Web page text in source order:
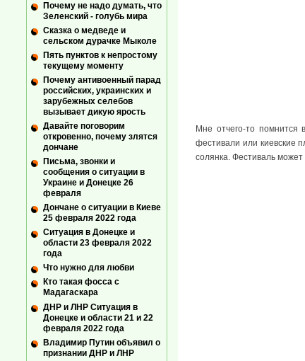
Мне отчего-то помнится
фестивали или киевские
солянка. Фестиваль может
Почему не надо думать, что
Зеленский - голубь мира
Сказка о медведе и
сельском дурачке Мыколе
Пять пунктов к непростому
текущему моменту
Почему антивоенный парад
российских, украинских и
зарубежных селебов
вызывает дикую ярость
Давайте поговорим
откровенно, почему злятся
дончане
Письма, звонки и
сообщения о ситуации в
Украине и Донецке 26
февраля
Дончане о ситуации в Киеве
25 февраля 2022 года
Ситуация в Донецке и
области 23 февраля 2022
года
Что нужно для любви
Кто такая фосса с
Мадагаскара
ДНР и ЛНР Ситуация в
Донецке и области 21 и 22
февраля 2022 года
Владимир Путин объявил о
признании ДНР и ЛНР